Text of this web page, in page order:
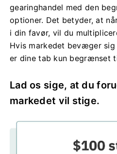
gearinghandel med den
optioner. Det betyder, at
i din favør, vil du
Hvis markedet bevæger
er dine tab kun begrænset
Lad os sige, at du
markedet vil stige.